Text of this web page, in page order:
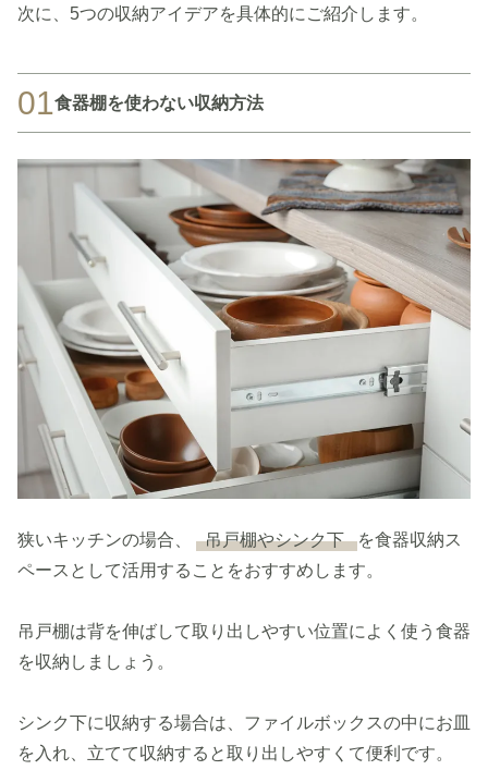
次に、5つの収納アイデアを具体的にご紹介します。
01食器棚を使わない収納方法
狭いキッチンの場合、 吊戸棚やシンク下 を食器収納ス
ペースとして活用することをおすすめします。
吊戸棚は背を伸ばして取り出しやすい位置によく使う食器
を収納しましょう。
シンク下に収納する場合は、ファイルボックスの中にお皿
を入れ、立てて収納すると取り出しやすくて便利です。